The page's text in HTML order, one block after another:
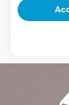
équipe, un